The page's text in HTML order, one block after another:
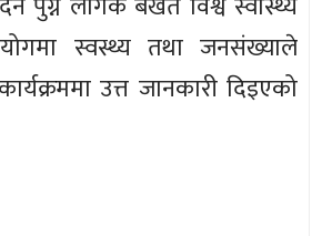
स्वस्थ्य तथा जनसंख्याले
उत्त जानकारी दिइएको